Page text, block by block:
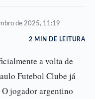
de 2025, 11:19
2 MIN DE LEITURA
a volta de
Futebol Clube já
jogador argentino